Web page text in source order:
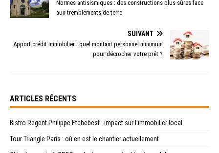
Normes antisismiques : des constructions plus sûres face
aux tremblements de terre
SUIVANT
Apport crédit immobilier : quel montant personnel minimum
pour décrocher votre prêt ?
ARTICLES RÉCENTS
Bistro Regent Philippe Etchebest : impact sur l’immobilier local
Tour Triangle Paris : où en est le chantier actuellement